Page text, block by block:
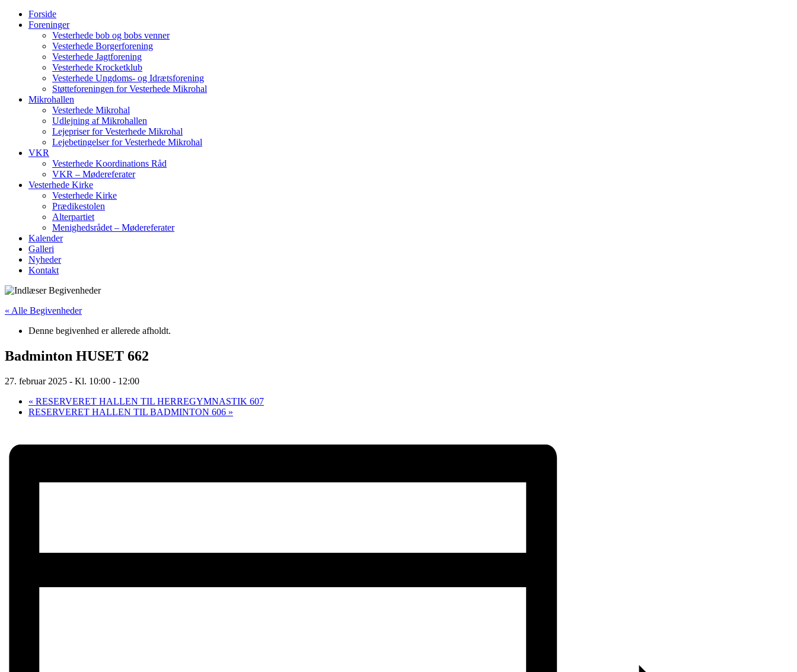
Forside
Foreninger
Vesterhede bob og bobs venner
Vesterhede Borgerforening
Vesterhede Jagtforening
Vesterhede Krocketklub
Vesterhede Ungdoms- og Idrætsforening
Støtteforeningen for Vesterhede Mikrohal
Mikrohallen
Vesterhede Mikrohal
Udlejning af Mikrohallen
Lejepriser for Vesterhede Mikrohal
Lejebetingelser for Vesterhede Mikrohal
VKR
Vesterhede Koordinations Råd
VKR – Mødereferater
Vesterhede Kirke
Vesterhede Kirke
Prædikestolen
Alterpartiet
Menighedsrådet – Mødereferater
Kalender
Galleri
Nyheder
Kontakt
« Alle Begivenheder
Denne begivenhed er allerede afholdt.
Badminton HUSET 662
27. februar 2025 - Kl. 10:00 - 12:00
« RESERVERET HALLEN TIL HERREGYMNASTIK 607
RESERVERET HALLEN TIL BADMINTON 606 »